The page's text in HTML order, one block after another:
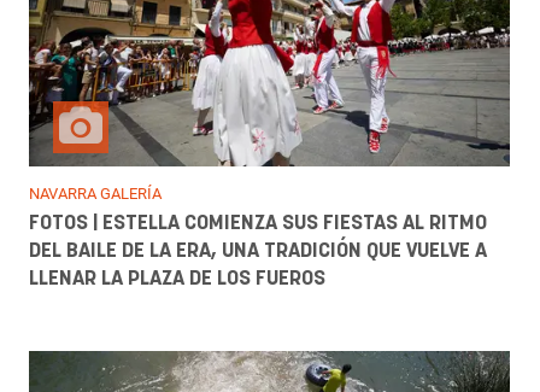
NAVARRA GALERÍA
FOTOS | ESTELLA COMIENZA SUS FIESTAS AL RITMO
DEL BAILE DE LA ERA, UNA TRADICIÓN QUE VUELVE A
LLENAR LA PLAZA DE LOS FUEROS